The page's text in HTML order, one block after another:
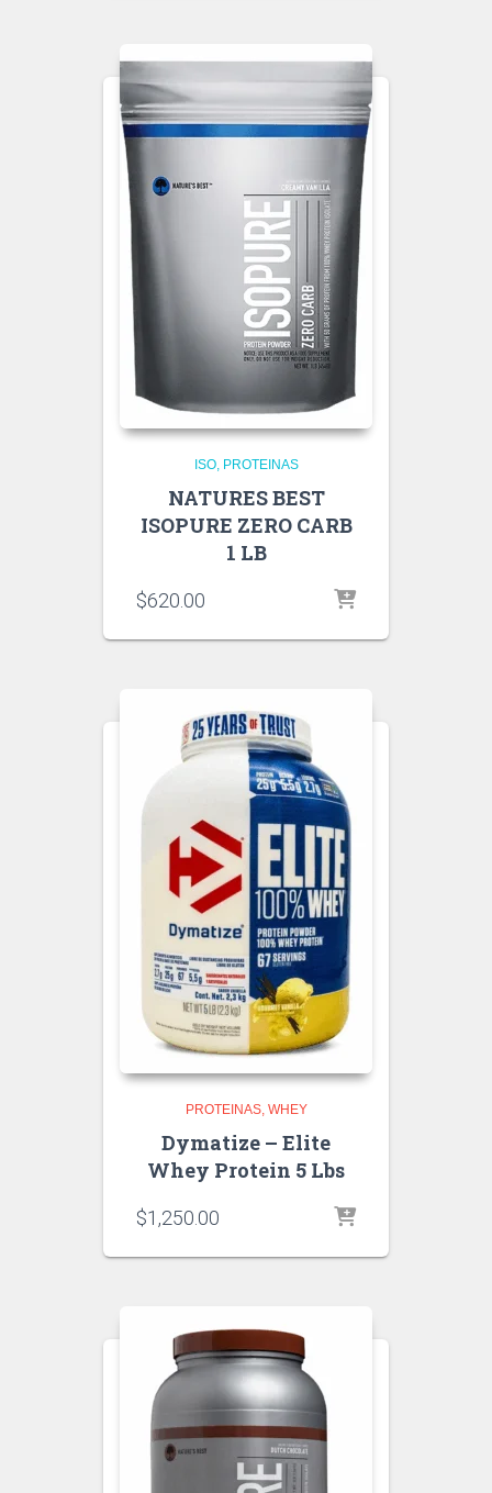
ISO PROTEINAS
NATURES BEST
ISOPURE ZERO CARB
1 LB
$620.00
PROTEINAS WHEY
Dymatize – Elite
Whey Protein 5 Lbs
$1,250.00